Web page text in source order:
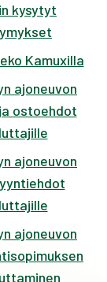
kysytyt
Kamuxilla
ajoneuvon
ostoehdot
ajoneuvon
ajoneuvon